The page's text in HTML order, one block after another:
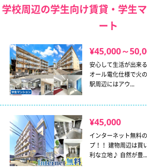
学校周辺の学生向け賃貸・学生
ート
¥45,000～
安心して生活が出来
オール電化仕様で火
駅周辺にはアウ...
¥45,000
インターネット無料
プ！！ 建物周辺は買
利な立地♪ 自然が豊...